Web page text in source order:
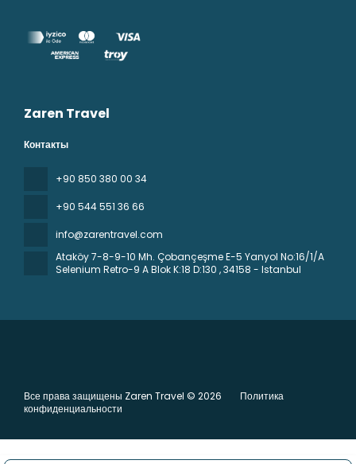
Zaren Travel
Контакты
+90 850 380 00 34
+90 544 551 36 66
info@zarentravel.com
Ataköy 7-8-9-10 Mh. Çobançeşme E-5 Yanyol No:16/1/A
Selenium Retro-9 A Blok K:18 D:130 , 34158 - Istanbul
Все права защищены Zaren Travel © 2026
Политика
конфиденциальности